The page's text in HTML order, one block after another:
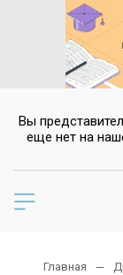
Вы
еще нет на
Главная